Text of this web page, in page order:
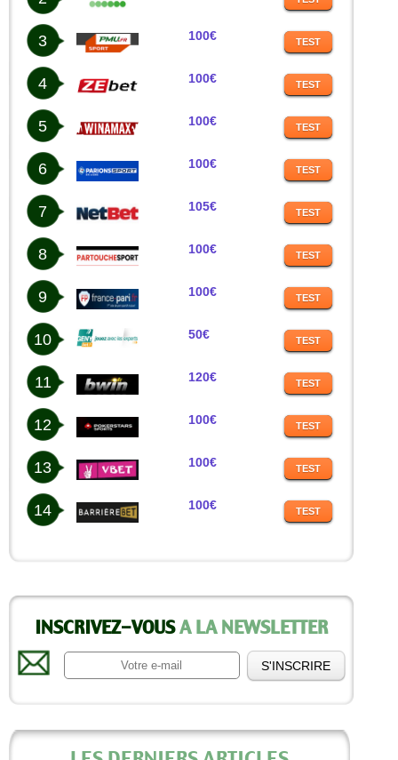
3 100€ TEST
4 100€ TEST
5 100€ TEST
6 100€ TEST
7 105€ TEST
8 100€ TEST
9 100€ TEST
10 50€ TEST
11 120€ TEST
12 100€ TEST
13 100€ TEST
14 100€ TEST
INSCRIVEZ-VOUSA LA NEWSLETTER